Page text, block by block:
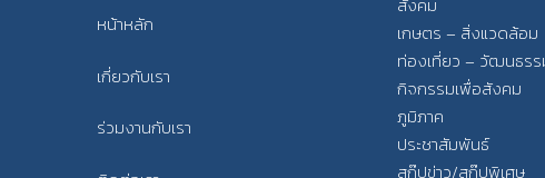
หน้าหลัก
เกี่ยวกับเรา
ร่วมงานกับเรา
เกษตร – สิ่งแวดล้อม
ท่องเที่ยว – วัฒนธร
กิจกรรมเพื่อสังคม
ภูมิภาค
ประชาสัมพันธ์
สกู๊ปข่าว/สกู๊ปพิเศษ